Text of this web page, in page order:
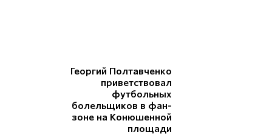
Георгий Полтавченко
приветствовал
футбольных
болельщиков в фан-
зоне на Конюшенной
площади